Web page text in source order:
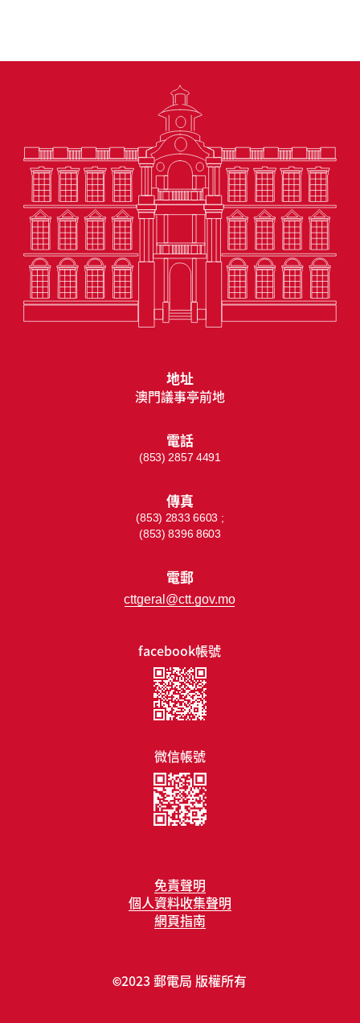
免責聲明
個人資料收集聲明
網頁指南
facebook帳號
微信帳號
地址
澳門議事亭前地
電話
(853) 2857 4491
傳真
(853) 2833 6603 ;
(853) 8396 8603
電郵
cttgeral@ctt.gov.mo
©2023 郵電局 版權所有